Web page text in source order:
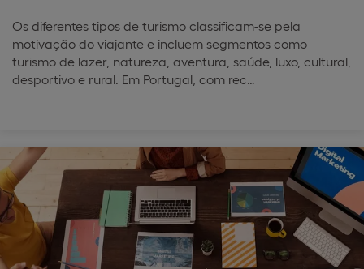
Os diferentes tipos de turismo classificam-se pela
motivação do viajante e incluem segmentos como
turismo de lazer, natureza, aventura, saúde, luxo, cultural,
desportivo e rural. Em Portugal, com rec…